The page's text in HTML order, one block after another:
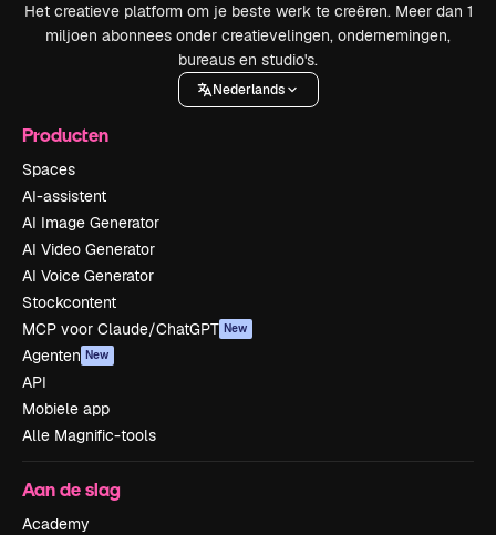
Het creatieve platform om je beste werk te creëren. Meer dan 1
miljoen abonnees onder creatievelingen, ondernemingen,
bureaus en studio's.
Nederlands
Producten
Spaces
AI-assistent
AI Image Generator
AI Video Generator
AI Voice Generator
Stockcontent
MCP voor Claude/ChatGPT New
Agenten New
API
Mobiele app
Alle Magnific-tools
Aan de slag
Academy